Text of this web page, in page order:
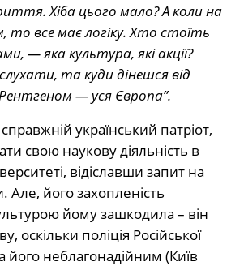
Хіба цього мало? А коли на
то все має логіку. Хто стоїть
— яка культура, які акції?
та куди дінешся від
Рентгеном — уся Європа”.
український патріот,
свою наукову діяльність в
відіславши запит на
Але, його захопленість
йому зашкодила – він
оскільки поліція Російської
його неблагонадійним (Київ